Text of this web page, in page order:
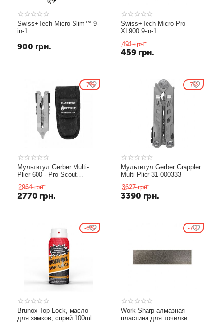
Swiss+Tech Micro-Slim™ 9-
in-1
900 грн.
Swiss+Tech Micro-Pro
XL900 9-in-1
491 грн.
459 грн.
7%
Мультитул Gerber Multi-
Plier 600 - Pro Scout
Sheath, коробка, 7563
2964 грн.
2770 грн.
7%
Мультитул Gerber Grappler
Multi Plier 31-000333
3627 грн.
3390 грн.
6%
Brunox Top Lock, масло
для замков, спрей 100ml
7%
Work Sharp алмазная
пластина для точилки